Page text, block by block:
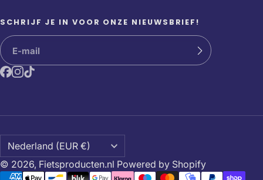
SCHRIJF JE IN VOOR ONZE NIEUWSBRIEF!
© 2026, Fietsproducten.nl Powered by Shopify